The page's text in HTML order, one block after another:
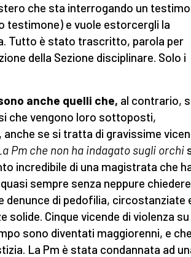
che sta interrogando un
testimone) e vuole estorcergli la
Tutto è stato trascritto, parola per
della Sezione disciplinare. Solo i
anche quelli che, al contrario,
che vengono loro sottoposti,
se si tratta di gravissime
Pm che non ha indagato sugli orchi
incredibile di una magistrata che
sempre senza neppure chiedere
denunce di pedofilia, circostanziate
solide. Cinque vicende di violenza su
sono diventati maggiorenni, e che
La Pm è stata condannata ad